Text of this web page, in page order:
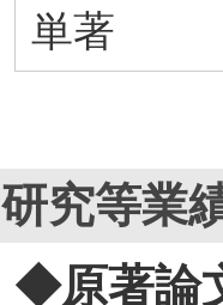
単著
研究等業
◆原著論